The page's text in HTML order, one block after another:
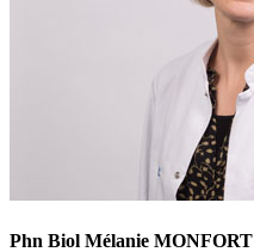
Phn Biol Mélanie MONFORT